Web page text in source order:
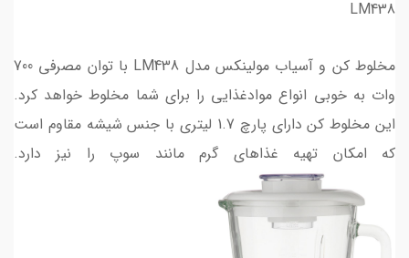
LM438
مخلوط کن و آسیاب مولینکس مدل LM438 با توان مصرفی 700
وات به خوبی انواع موادغذایی را برای شما مخلوط خواهد کرد.
این مخلوط کن دارای پارچ 1.7 لیتری با جنس شیشه مقاوم است
که امکان تهیه غذاهای گرم مانند سوپ را نیز دارد.